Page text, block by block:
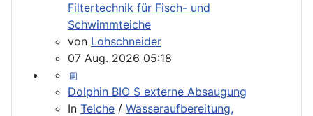
Filtertechnik für Fisch- und
Schwimmteiche
von Lohschneider
07 Aug. 2026 05:18
Dolphin BIO S externe Absaugung
In Teiche / Wasseraufbereitung,